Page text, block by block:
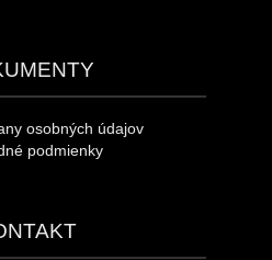
osobných údajov
podmienky